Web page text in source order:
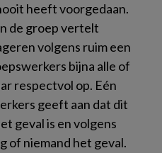
heeft voorgedaan.
de groep vertelt
volgens ruim een
bijna alle of
respectvol op. Eén
geeft aan dat dit
geval is en volgens
of niemand het geval.